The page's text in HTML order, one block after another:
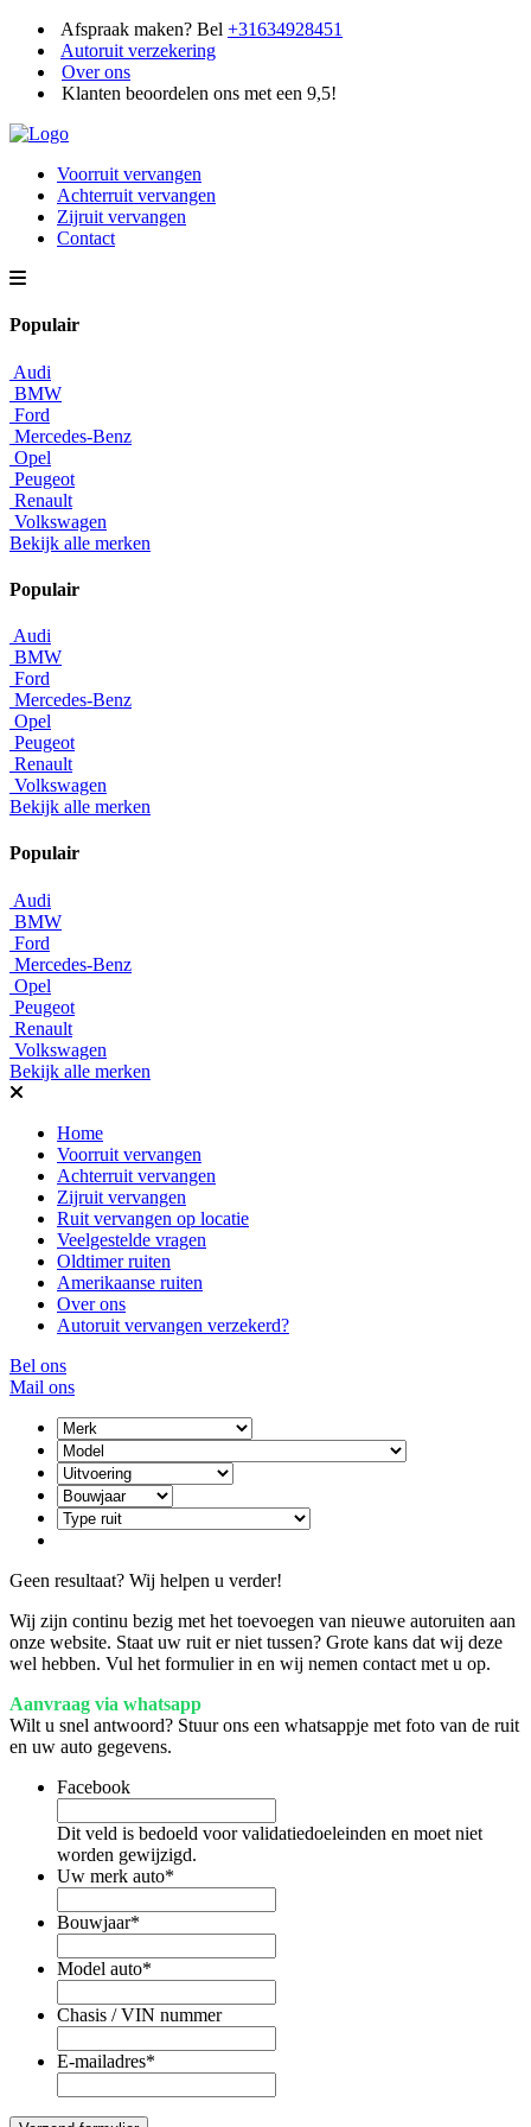
Afspraak maken? Bel +31634928451
Autoruit verzekering
Over ons
Klanten beoordelen ons met een 9,5!
Voorruit vervangen
Achterruit vervangen
Zijruit vervangen
Contact
Populair
Audi
BMW
Ford
Mercedes-Benz
Opel
Peugeot
Renault
Volkswagen
Bekijk alle merken
Populair
Audi
BMW
Ford
Mercedes-Benz
Opel
Peugeot
Renault
Volkswagen
Bekijk alle merken
Populair
Audi
BMW
Ford
Mercedes-Benz
Opel
Peugeot
Renault
Volkswagen
Bekijk alle merken
Home
Voorruit vervangen
Achterruit vervangen
Zijruit vervangen
Ruit vervangen op locatie
Veelgestelde vragen
Oldtimer ruiten
Amerikaanse ruiten
Over ons
Autoruit vervangen verzekerd?
Bel ons
Mail ons
Geen resultaat? Wij helpen u verder!
Wij zijn continu bezig met het toevoegen van nieuwe autoruiten aan
onze website. Staat uw ruit er niet tussen? Grote kans dat wij deze
wel hebben. Vul het formulier in en wij nemen contact met u op.
Aanvraag via whatsapp
Wilt u snel antwoord? Stuur ons een whatsappje met foto van de ruit
en uw auto gegevens.
Facebook
Dit veld is bedoeld voor validatiedoeleinden en moet niet
worden gewijzigd.
Uw merk auto*
Bouwjaar*
Model auto*
Chasis / VIN nummer
E-mailadres*